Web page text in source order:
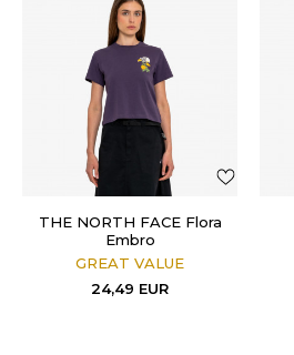
THE NORTH FACE Flora
Embro
GREAT VALUE
24,49 EUR